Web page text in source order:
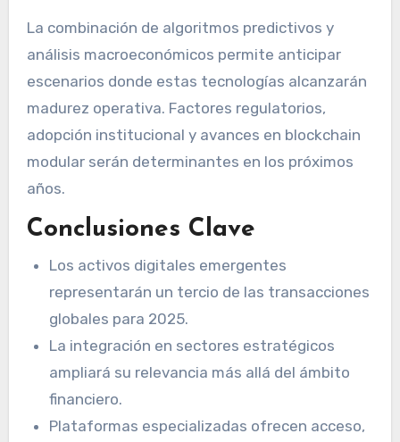
La combinación de algoritmos predictivos y
análisis macroeconómicos permite anticipar
escenarios donde estas tecnologías alcanzarán
madurez operativa. Factores regulatorios,
adopción institucional y avances en blockchain
modular serán determinantes en los próximos
años.
Conclusiones Clave
Los activos digitales emergentes
representarán un tercio de las transacciones
globales para 2025.
La integración en sectores estratégicos
ampliará su relevancia más allá del ámbito
financiero.
Plataformas especializadas ofrecen acceso,